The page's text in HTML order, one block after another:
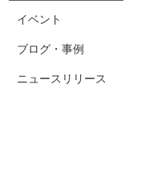
イベント
ブログ・事例
ニュースリリース